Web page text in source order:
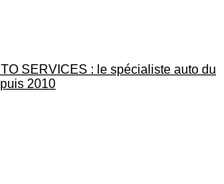
SERVICES : le spécialiste auto du
2010